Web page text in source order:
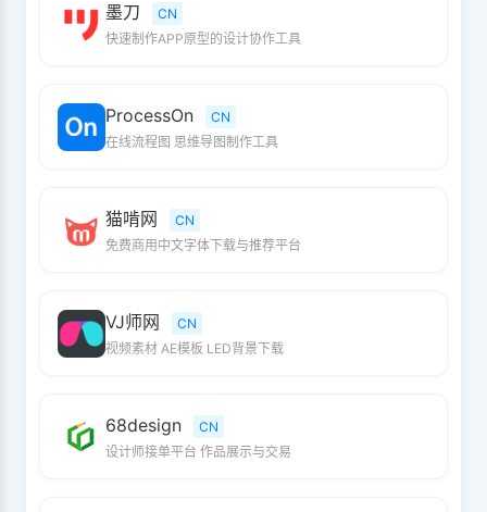
墨刀
CN
快速制作APP原型的设计协作工具
ProcessOn
CN
在线流程图 思维导图制作工具
猫啃网
CN
免费商用中文字体下载与推荐平台
VJ师网
CN
视频素材 AE模板 LED背景下载
68design
CN
设计师接单平台 作品展示与交易